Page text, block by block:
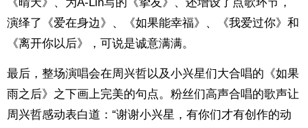
演绎了《爱在身边》、《如果能幸福》、《我爱过你》和
《离开你以后》，可说是诚意满满。
最后，整场演唱会在周兴哲以及小兴星们大合唱的《如果
雨之后》之下画上完美的句点。粉丝们高声合唱的歌声让
周兴哲感动表白道：“谢谢小兴星，有你们才有创作的动